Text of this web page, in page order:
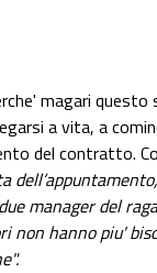
magari
a vita, a
del contratto.
manager del
non hanno piu'